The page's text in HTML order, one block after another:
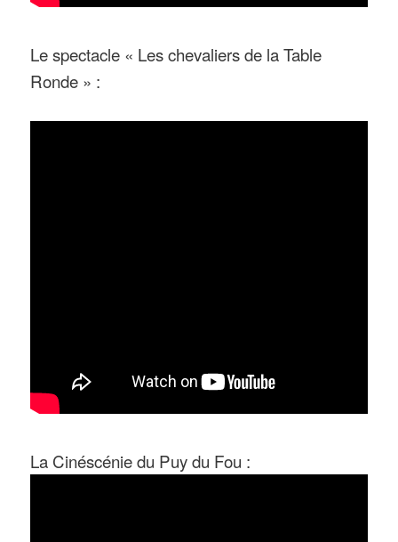
Le spectacle « Les chevaliers de la Table
Ronde » :
La Cinéscénie du Puy du Fou :